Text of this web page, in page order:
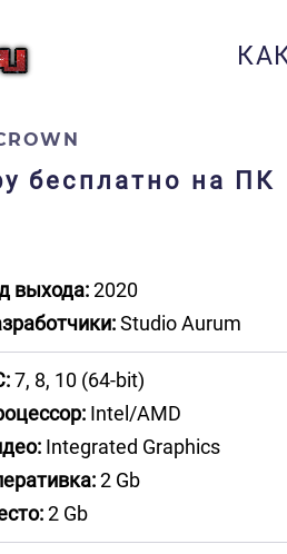
бесплатно на ПК
выхода:2020
Studio Aurum
7, 8, 10 (64-bit)
Intel/AMD
Integrated Graphics
2 Gb
2 Gb